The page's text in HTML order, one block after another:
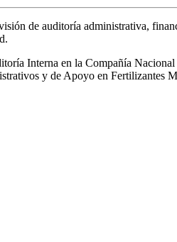
de auditoría administrativa,
Interna en la Compañía
y de Apoyo en Fertilizantes